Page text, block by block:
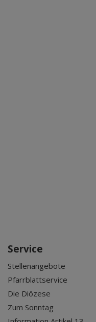
Service
Stellenangebote
Pfarrblattservice
Die Diözese
Zum Sonntag